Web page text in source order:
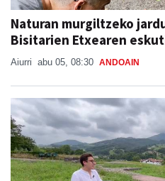
Naturan murgiltzeko
Bisitarien Etxearen
Aiurri abu 05, 08:30 ANDOAIN